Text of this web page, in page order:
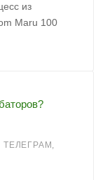
из
Maru 100